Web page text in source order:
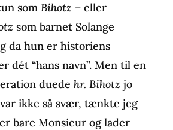
som Bihotz – eller
som barnet Solange
da hun er historiens
dét “hans navn”. Men til en
duede hr. Bihotz jo
ikke så svær, tænkte jeg
bare Monsieur og lader